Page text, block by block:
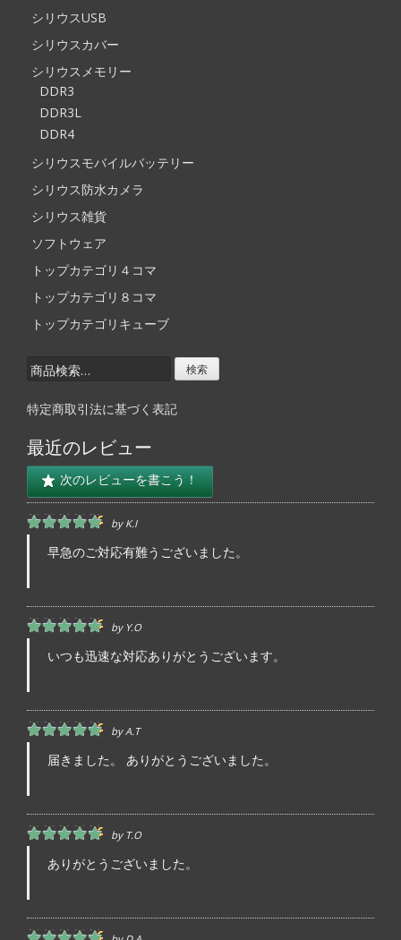
シリウスUSB
シリウスカバー
シリウスメモリー
DDR3
DDR3L
DDR4
シリウスモバイルバッテリー
シリウス防水カメラ
シリウス雑貨
ソフトウェア
トップカテゴリ４コマ
トップカテゴリ８コマ
トップカテゴリキューブ
検
索
結
果:
特定商取引法に基づく表記
最近のレビュー
次のレビューを書こう！
by K.i
早急のご対応有難うございました。
by Y.o
いつも迅速な対応ありがとうございます。
by A.t
届きました。 ありがとうございました。
by T.O
ありがとうございました。